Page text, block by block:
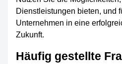
Dienstleistungen bieten, und
Unternehmen in eine
Zukunft.
Häufig gestellte